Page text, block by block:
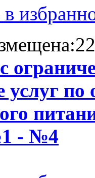
услуг по
- №4